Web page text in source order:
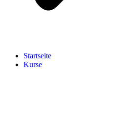
Start­sei­te
Kur­se